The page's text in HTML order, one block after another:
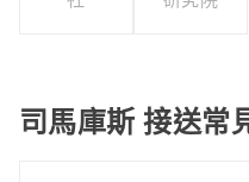
司馬庫斯 接送常